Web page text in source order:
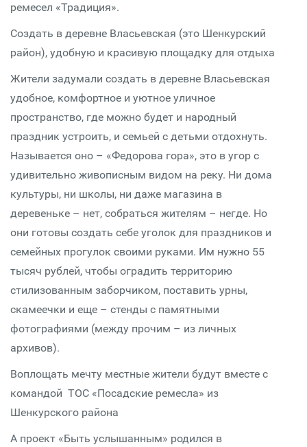
ремесел «Традиция».
Создать в деревне Власьевская (это Шенкурский
район), удобную и красивую площадку для отдыха
Жители задумали создать в деревне Власьевская
удобное, комфортное и уютное уличное
пространство, где можно будет и народный
праздник устроить, и семьей с детьми отдохнуть.
Называется оно – «Федорова гора», это в угор с
удивительно живописным видом на реку. Ни дома
культуры, ни школы, ни даже магазина в
деревеньке – нет, собраться жителям – негде. Но
они готовы создать себе уголок для праздников и
семейных прогулок своими руками. Им нужно 55
тысяч рублей, чтобы оградить территорию
стилизованным заборчиком, поставить урны,
скамеечки и еще – стенды с памятными
фотографиями (между прочим – из личных
архивов).
Воплощать мечту местные жители будут вместе с
командой ТОС «Посадские ремесла» из
Шенкурского района
А проект «Быть услышанным» родился в